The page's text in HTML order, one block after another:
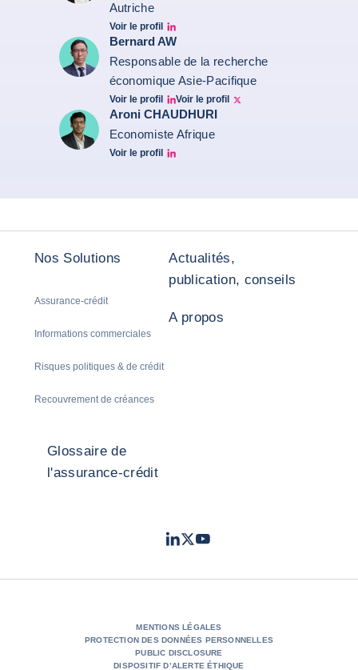
Autriche
Voir le profil
Christiane von berg linkedin
Bernard AW
Responsable de la recherche
économique Asie-Pacifique
Voir le profil
Bernard Aw Linkedin
Voir le profil
Bernard Aw Twitter
Aroni CHAUDHURI
Economiste Afrique
Voir le profil
Aroni Linkedin
Nos Solutions
Assurance-crédit
Informations commerciales
Risques politiques & de crédit
Recouvrement de créances
Actualités,
publication, conseils
A propos
Glossaire de
l'assurance-crédit
LinkedIn
TwitterYoutube
MENTIONS LÉGALES
PROTECTION DES DONNÉES PERSONNELLES
PUBLIC DISCLOSURE
DISPOSITIF D’ALERTE ÉTHIQUE